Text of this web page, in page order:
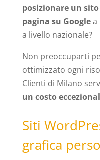
posizionare un
pagina su Googlea
a livello nazionale?
Non preoccuparti
ottimizzato ogni
Clienti di Milano
un costo
Siti
grafica